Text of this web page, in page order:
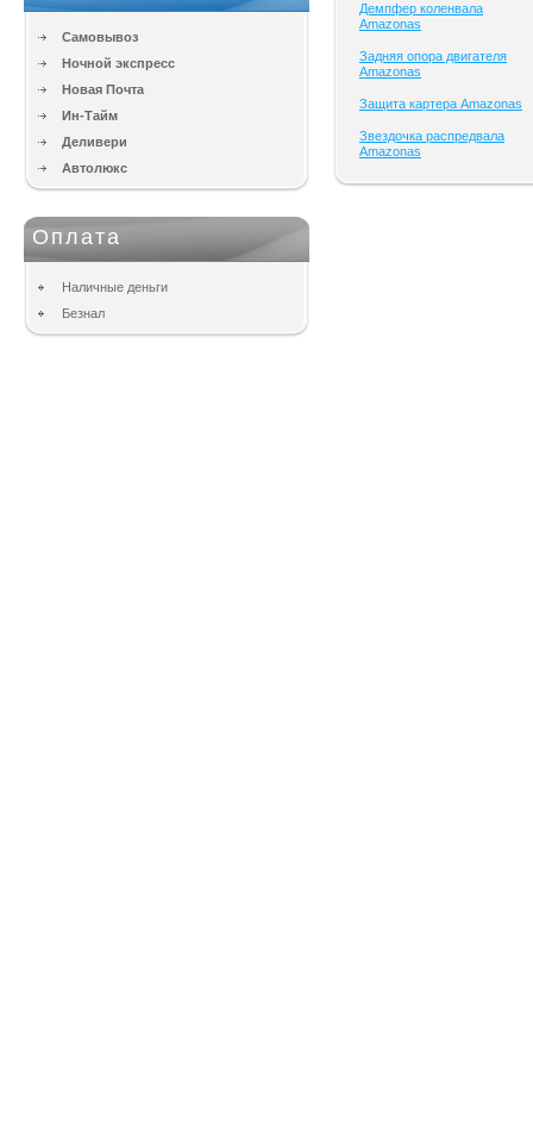
Самовывоз
Ночной экспресс
Новая Почта
Ин-Тайм
Деливери
Автолюкс
Оплата
Наличные деньги
Безнал
Демпфер коленвала
Amazonas
Задняя опора двигателя
Amazonas
Защита картера Amazonas
Звездочка распредвала
Amazonas